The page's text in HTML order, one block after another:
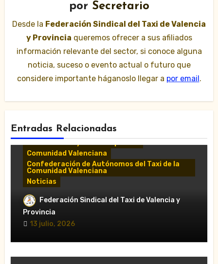
por Secretario
Desde la Federación Sindical del Taxi de Valencia
y Provincia queremos ofrecer a sus afiliados
información relevante del sector, si conoce alguna
noticia, suceso o evento actual o futuro que
considere importante háganoslo llegar a por email.
Entradas Relacionadas
Comunidad Valenciana
Confederación de Autónomos del Taxi de la
Comunidad Valenciana
Noticias
«El taxi de Alicante muestra su
desánimo tras una reunión “infructuosa”
con la Conselleria por el Decreto Ley
5/2026»
Federación Sindical del Taxi de Valencia y
Provincia
13 julio, 2026